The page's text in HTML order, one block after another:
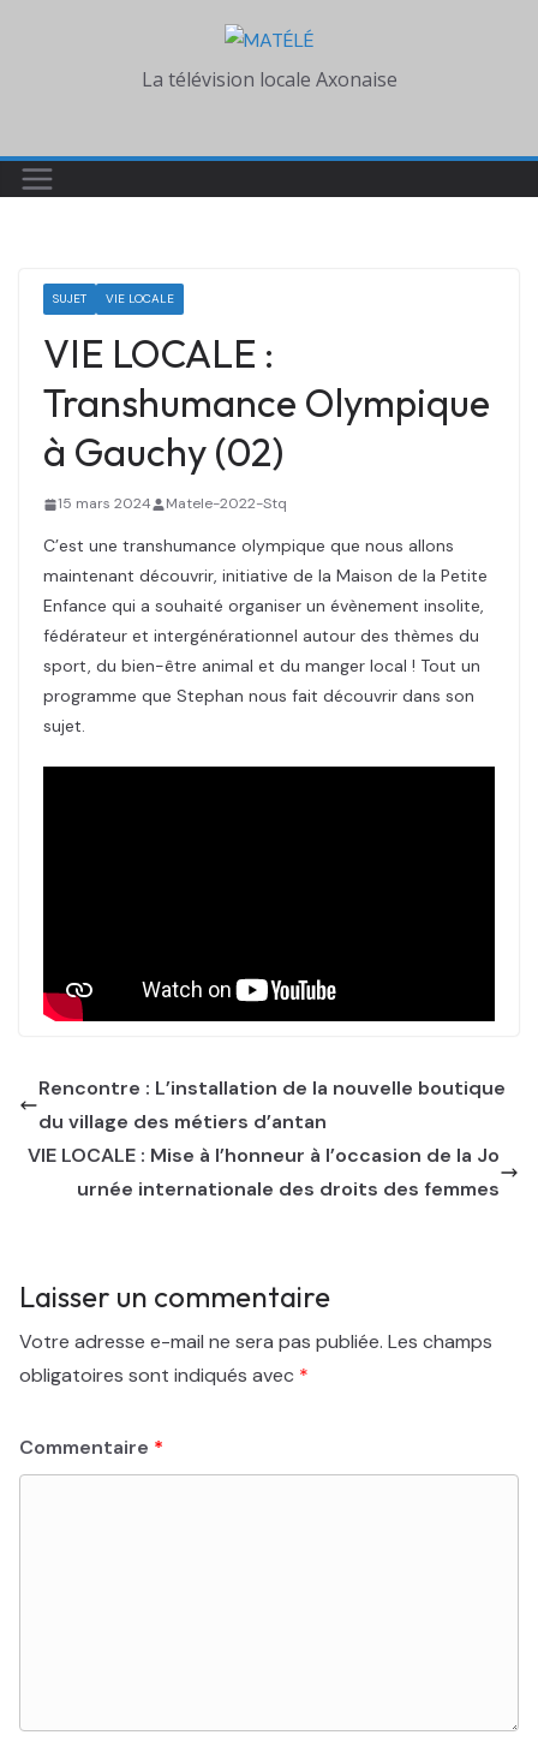
La télévision locale Axonaise
SUJET VIE LOCALE
VIE LOCALE :
Transhumance Olympique
à Gauchy (02)
15 mars 2024 Matele-2022-Stq
C’est une transhumance olympique que nous allons
maintenant découvrir, initiative de la Maison de la Petite
Enfance qui a souhaité organiser un évènement insolite,
fédérateur et intergénérationnel autour des thèmes du
sport, du bien-être animal et du manger local ! Tout un
programme que Stephan nous fait découvrir dans son
sujet.
Rencontre : L’installation de la nouvelle boutique
du village des métiers d’antan
VIE LOCALE : Mise à l’honneur à l’occasion de la Jo
urnée internationale des droits des femmes
Laisser un commentaire
Votre adresse e-mail ne sera pas publiée. Les champs
obligatoires sont indiqués avec *
Commentaire *